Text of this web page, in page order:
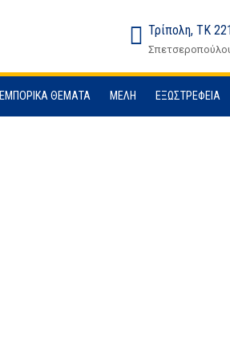
Τρίπολη, ΤΚ
ΕΜΠΟΡΙΚΆ ΘΈΜΑΤΑ ΜΈΛΗ ΕΞΩΣΤΡΈΦΕΙΑ